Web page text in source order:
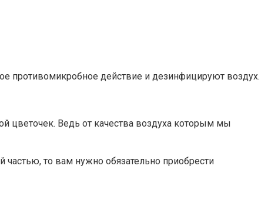
противомикробное действие и дезинфицируют воздух.
цветочек. Ведь от качества воздуха которым мы
то вам нужно обязательно приобрести